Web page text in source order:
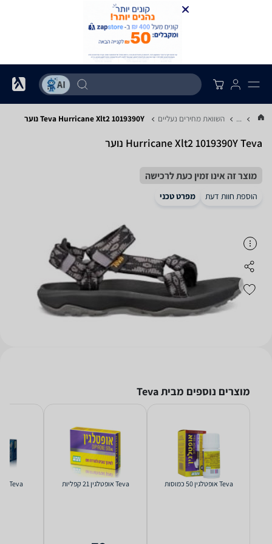
... השוואת מחירים נעליים Teva Hurricane Xlt2 1019390Y נוער
Teva ‏Hurricane Xlt2 1019390Y נוער
מוצר זה אינו זמין כעת לרכישה
הוספת חוות דעת מפרט טכני
מוצרים נוספים מבית Teva
Teva אופטלגין 50 כמוסות Teva אופטלגין 21 קפליות Teva אקמול 21 קפליות